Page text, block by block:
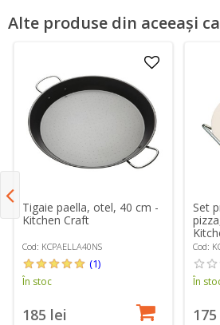
Alte produse din aceeași
Tigaie paella, otel, 40 cm -
Kitchen Craft
Cod: KCPAELLA40NS
(1)
În stoc
185 lei
Set
Cod:
În